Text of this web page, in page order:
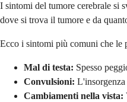
I sintomi del tumore cerebrale si
dove si trova il tumore e da
Ecco i sintomi più comuni che le
Mal di testa: Spesso
Convulsioni:
Cambiamenti nella vista: